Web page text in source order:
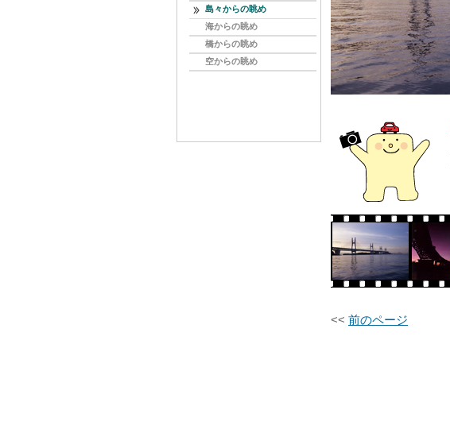
海中コンクリート
気中コンクリート
塔の架設
ケーブルの架設
島々からの眺め
海からの眺め
橋からの眺め
空からの眺め
<< 前のページ